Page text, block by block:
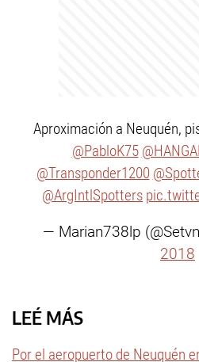
Aproximación a Neuquén,
@PabloK75
@Transponder1200
@ArgIntlSpotters
— Marian738lp
2018
LEÉ MÁS
Por el aeropuerto de Neuquén